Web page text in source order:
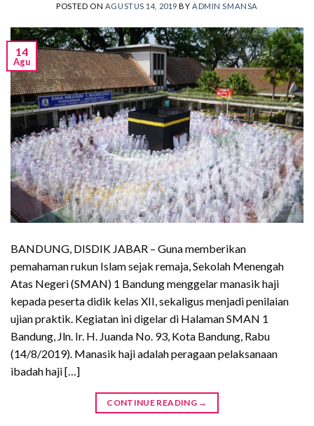
POSTED ON AGUSTUS 14, 2019 BY ADMIN SMANSA
14
Agu
BANDUNG, DISDIK JABAR – Guna memberikan
pemahaman rukun Islam sejak remaja, Sekolah Menengah
Atas Negeri (SMAN) 1 Bandung menggelar manasik haji
kepada peserta didik kelas XII, sekaligus menjadi penilaian
ujian praktik. Kegiatan ini digelar di Halaman SMAN 1
Bandung, Jln. Ir. H. Juanda No. 93, Kota Bandung, Rabu
(14/8/2019). Manasik haji adalah peragaan pelaksanaan
ibadah haji […]
CONTINUE READING →